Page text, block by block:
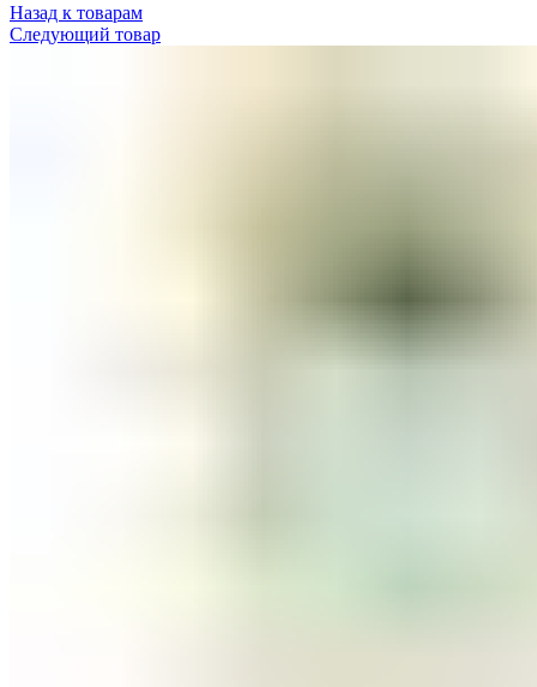
Назад к товарам
Следующий товар